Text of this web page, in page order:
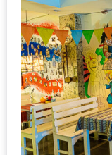
GAME
(SABAI
FAIR
2017
เชียงใหม่